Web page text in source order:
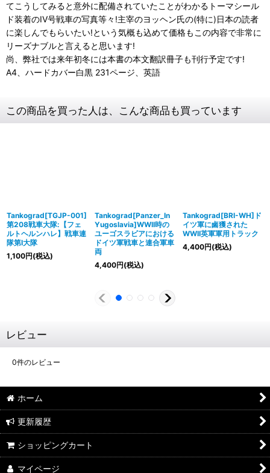
てこうしてみると意外に配備されていたことがわかるトーマシール
ド装着のIV号戦車の写真等々!主宰のヨッヘン氏の(特に)日本の読者
に楽しんでもらいたい!という気概も込めて価格もこの内容で非常に
リーズナブルと言えると思います!
尚、弊社では来年初冬には本書の本文翻訳冊子も刊行予定です!
A4、ハードカバー白黒 231ページ、英語
この商品を買った人は、こんな商品も買っています
Tankograd[TGJP-001]
第208戦車大隊:【フェ
ルトヘルンハレ】戦車連
隊第I大隊
1,100円(税込)
Tankograd[Panzer_In
Yugoslavia]WWII時の
ユーゴスラビアにおける
ドイツ軍戦車と連合軍車
両
4,400円(税込)
Tankograd[BRI-WH]ド
イツ軍に鹵獲された
WWII英軍軍用トラック
4,400円(税込)
レビュー
0件のレビュー
ホーム
更新履歴
ショッピングカート
マイページ